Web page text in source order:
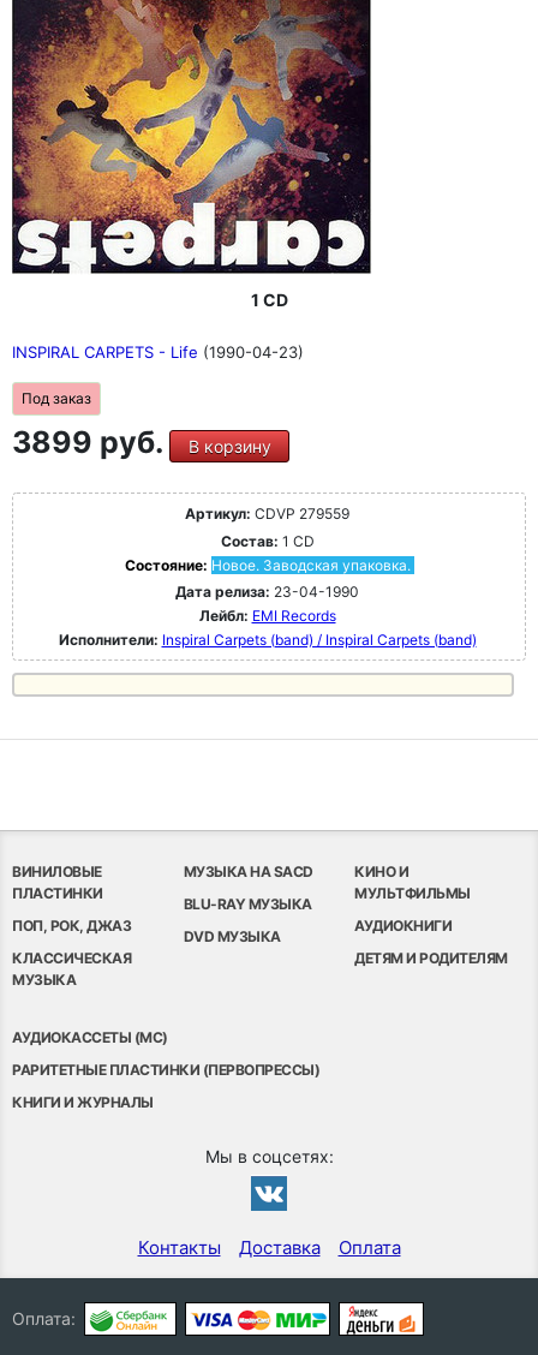
1 CD
INSPIRAL CARPETS - Life (1990-04-23)
Под заказ
3899 руб. В корзину
Артикул: CDVP 279559
Состав: 1 CD
Состояние: Новое. Заводская упаковка.
Дата релиза: 23-04-1990
Лейбл: EMI Records
Исполнители: Inspiral Carpets (band) / Inspiral Carpets (band)
ВИНИЛОВЫЕ
ПЛАСТИНКИ
ПОП, РОК, ДЖАЗ
КЛАССИЧЕСКАЯ
МУЗЫКА
МУЗЫКА НА SACD
BLU-RAY МУЗЫКА
DVD МУЗЫКА
КИНО И
МУЛЬТФИЛЬМЫ
АУДИОКНИГИ
ДЕТЯМ И РОДИТЕЛЯМ
АУДИОКАССЕТЫ (MC)
РАРИТЕТНЫЕ ПЛАСТИНКИ (ПЕРВОПРЕССЫ)
КНИГИ И ЖУРНАЛЫ
Мы в соцсетях:
Контакты Доставка Оплата
Оплата: